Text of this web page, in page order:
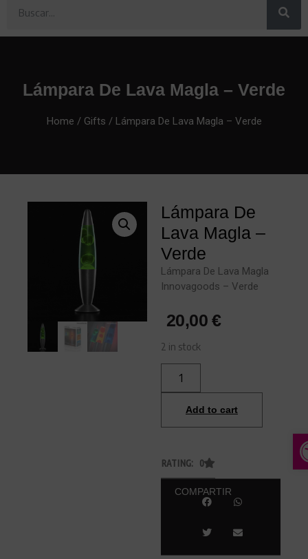
Lámpara De Lava Magla – Verde
Home / Gifts / Lámpara De Lava Magla – Verde
Lámpara De
Lava Magla –
Verde
Lámpara De Lava Magla
Innovagoods – Verde
20,00€
2 in stock
Add to cart
RATING: 0
COMPARTIR